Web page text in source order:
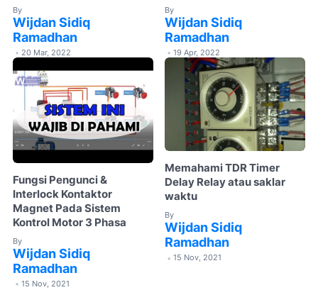
By
Wijdan Sidiq
Ramadhan
• 20 Mar, 2022
By
Wijdan Sidiq
Ramadhan
• 19 Apr, 2022
Fungsi Pengunci &
Interlock Kontaktor
Magnet Pada Sistem
Kontrol Motor 3 Phasa
By
Wijdan Sidiq
Ramadhan
• 15 Nov, 2021
Memahami TDR Timer
Delay Relay atau saklar
waktu
By
Wijdan Sidiq
Ramadhan
• 15 Nov, 2021